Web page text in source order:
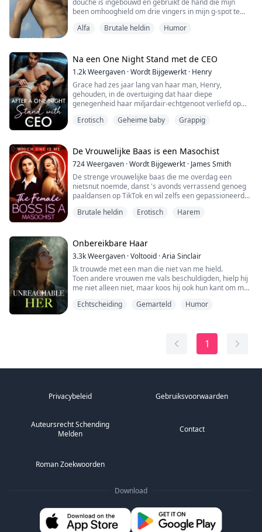
douche is ingebouwd en gebruikt de hand die mijn
been omhooghield om drie vingers in mijn g-spot te
mijn knieën knikken. Ik had nooit geloofd dat ik zo hard
Misschien is hij toch een seksgod.
Loga...
Alfa Brutale heldin Humor
Na een One Night Stand met de CEO
1.2kWeergaven ·Wordt Bijgewerkt · Henry
Grace had zes jaar lang van haar man, Henry,
gehouden, in de overtuiging dat haar diepe
genegenheid haar miljardair-echtgenoot verliefd op
haar echter, en de andere vrouw was een gehandicapt
wereld, maar hij was erg wreed tegen Grace. De rede...
Erotisch Geheime baby Grappig
De Vrouwelijke Baas is een Masochist
724Weergaven ·Wordt Bijgewerkt · James Smith
De strenge vrouwelijke baas die me overdag een
nietsnut noemde, danst 's avonds verrassend genoeg
paaldansen op TikTok en wil zelfs een gepassioneerde
Brutale heldin Erotisch Harem
Onbereikbare Haar
3.3kWeergaven ·Voltooid ·Aria Sinclair
Ik trouwde met een man die niet van me hield.
Toen andere vrouwen me vals beschuldigden, hielp hij
me niet alleen niet, maar koos hij ook hun kant om me
Ik was diep teleurgesteld in hem en scheidde van hem!
mijn moeder en grootmoeder verwende me, waardoor
Echtscheiding Gemarteld Humor
1
Privacybeleid Gebruiksvoorwaarden
Auteursrecht Schending
Melden
Contact
Roman Zoekwoorden
Download